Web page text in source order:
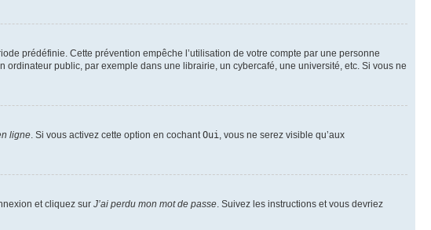
prédéfinie. Cette prévention empêche l’utilisation de votre compte par une personne
public, par exemple dans une librairie, un cybercafé, une université, etc. Si vous ne
ligne. Si vous activez cette option en cochantOui, vous ne serez visible qu’aux
et cliquez sur J’ai perdu mon mot de passe. Suivez les instructions et vous devriez